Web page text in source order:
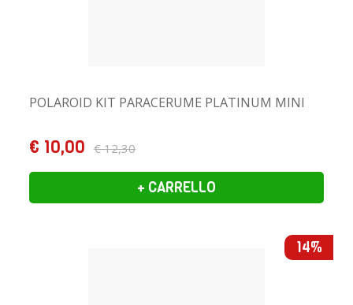
POLAROID KIT PARACERUME PLATINUM MINI
€ 10,00 € 12,30
+ CARRELLO
14%